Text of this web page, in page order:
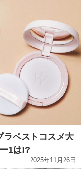
ラベストコスメ大
1は!?
2025年11月26日